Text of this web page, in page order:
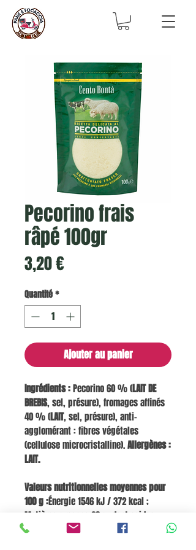
Pecorino frais
râpé 100gr
3,20 €Prix
Quantité*
Ajouter au panier
Ingrédients :Pecorino 60 % (LAIT DE
BREBIS, sel, présure), fromages affinés
40 % (LAIT, sel, présure), anti-
agglomérant : fibres végétales
(cellulose microcristalline).Allergènes :
LAIT.
Valeurs nutritionnelles moyennes pour
100 g :Énergie 1546 kJ / 372 kcal ;
Matières grasses 28 g, dont acides
gras saturés 18 g ; Glucides 0,2 g, dont